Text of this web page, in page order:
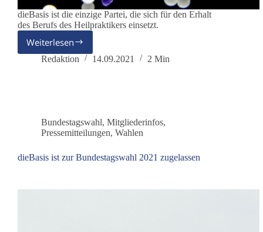
dieBasis ist die einzige Partei, die sich für den Erhalt
des Berufs des Heilpraktikers einsetzt.
Weiterlesen
dieBasis
setzt
des
Heilpraktikerberufes
Redaktion 14.09.2021 2 Min
Bundestagswahl, Mitgliederinfos,
Pressemitteilungen, Wahlen
dieBasis ist zur Bundestagswahl 2021 zugelassen